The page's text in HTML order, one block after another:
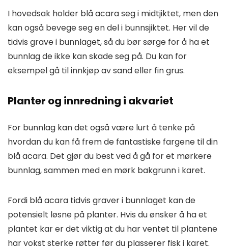
I hovedsak holder blå acara seg i midtjiktet, men den
kan også bevege seg en del i bunnsjiktet. Her vil de
tidvis grave i bunnlaget, så du bør sørge for å ha et
bunnlag de ikke kan skade seg på. Du kan for
eksempel gå til innkjøp av sand eller fin grus.
Planter og innredning i akvariet
For bunnlag kan det også være lurt å tenke på
hvordan du kan få frem de fantastiske fargene til din
blå acara. Det gjør du best ved å gå for et mørkere
bunnlag, sammen med en mørk bakgrunn i karet.
Fordi blå acara tidvis graver i bunnlaget kan de
potensielt løsne på planter. Hvis du ønsker å ha et
plantet kar er det viktig at du har ventet til plantene
har vokst sterke røtter før du plasserer fisk i karet.